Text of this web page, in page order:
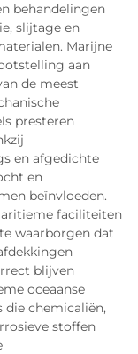
behandelingen
slijtage en
Marijne
aan
de meest
presteren
en afgedichte
en
beïnvloeden.
faciliteiten
waarborgen dat
blijven
oceaanse
die chemicaliën,
stoffen